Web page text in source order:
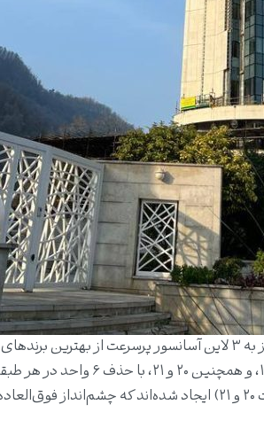
است.
در طبقات ۹ و ۱۰، و همچنین
متراژ ۳۰۰ متر مربع (طبقات ۹ و ۱۰) و ۱۵۰ متر مربع (طبقات ۲۰ و ۲۱) ایجاد